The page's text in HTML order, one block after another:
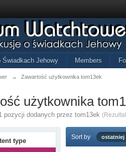
Świadkach Jehowy Members
→ Zawartość użytkownika tom13ek
użytkownika
pozycji dodanych przez tom13ek
type Sort by ostatniej